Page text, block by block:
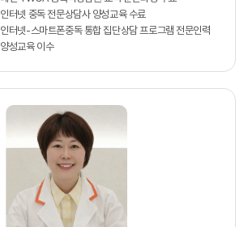
인터넷 중독 전문상담사 양성교육 수료
인터넷-스마트폰중독 통합 집단상담 프로그램 전문인력
양성교육 이수